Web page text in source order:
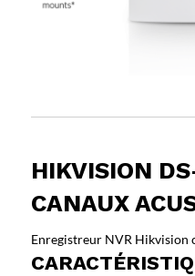
HIKVISION
CANAUX
Enregistreur NVR Hikvision